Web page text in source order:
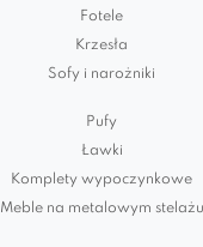
Fotele
Krzesła
Sofy i narożniki
Pufy
Ławki
Komplety wypoczynkowe
Meble na metalowym stelażu